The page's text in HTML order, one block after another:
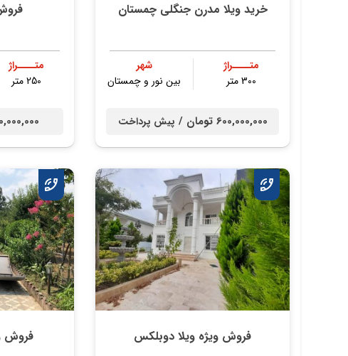
خرید ویلا مدرن جنگلی چمستان
متــــراژ
300 متر
شهر
بین نور و چمستان
600,000,000 تومان / پیش پرداخت
متــــراژ
250 متر
910,000,000
فروش ویژه ویلا دوبلکس فروش